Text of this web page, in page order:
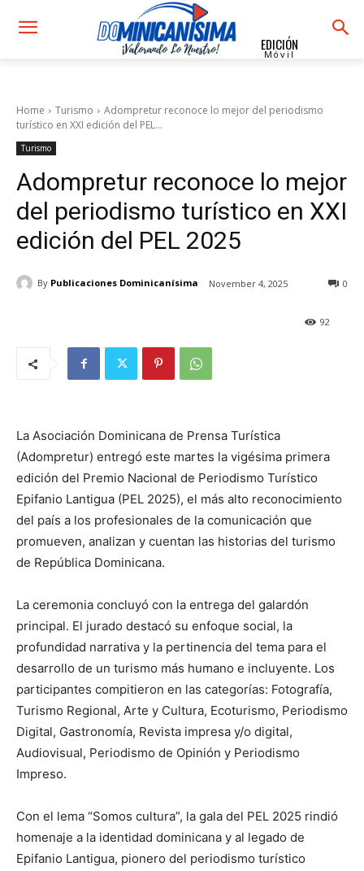
EDICIÓN
Móvil
Home Turismo
Adompretur reconoce lo mejor del periodismo
turístico en XXI edición del PEL...
Turismo
Adompretur reconoce lo mejor
del periodismo turístico en XXI
edición del PEL 2025
By Publicaciones Dominicanísima November 4, 2025 0
92
La Asociación Dominicana de Prensa Turística
(Adompretur) entregó este martes la vigésima primera
edición del Premio Nacional de Periodismo Turístico
Epifanio Lantigua (PEL 2025), el más alto reconocimiento
del país a los profesionales de la comunicación que
promueven, analizan y cuentan las historias del turismo
de República Dominicana.
La ceremonia concluyó con la entrega del galardón
principal. El jurado destacó su enfoque social, la
profundidad narrativa y la pertinencia del tema para el
desarrollo de un turismo más humano e incluyente. Los
participantes compitieron en las categorías: Fotografía,
Turismo Regional, Arte y Cultura, Ecoturismo, Periodismo
Digital, Gastronomía, Revista impresa y/o digital,
Audiovisual, Periodismo de Opinión y Periodismo
Impreso.
Con el lema “Somos cultura”, la gala del PEL 2025 rindió
homenaje a la identidad dominicana y al legado de
Epifanio Lantigua, pionero del periodismo turístico